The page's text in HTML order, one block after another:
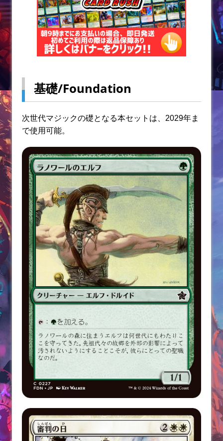
基礎/Foundation
次世代マジックの礎となる本セットは、2029年ま
で使用可能。